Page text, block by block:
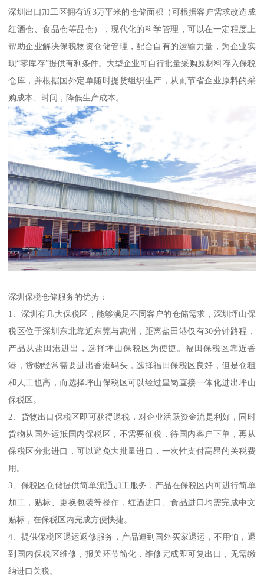
深圳出口加工区拥有近3万平米的仓储面积（可根据客户需求改造成
红酒仓、食品仓等品仓），现代化的科学管理，可以在一定程度上
帮助企业解决保税物资仓储管理，配合自有的运输力量，为企业实
现“零库存”提供有利条件。大型企业可自行批量采购原材料存入保税
仓库，并根据国外定单随时提货组织生产，从而节省企业原料的采
购成本、时间，降低生产成本。
深圳保税仓储服务的优势：
1、深圳有几大保税区，能够满足不同客户的仓储需求，深圳坪山保
税区位于深圳东北靠近东莞与惠州，距离盐田港仅有30分钟路程，
产品从盐田港进出，选择坪山保税区为便捷。福田保税区靠近香
港，货物经常需要进出香港码头，选择福田保税区良好，但是仓租
和人工也高，而选择坪山保税区可以经过皇岗直接一体化进出坪山
保税区。
2、货物出口保税区即可获得退税，对企业活跃资金流是利好，同时
货物从国外运抵国内保税区，不需要征税，待国内客户下单，再从
保税区分批进口，可以避免大批量进口，一次性支付高昂的关税费
用。
3、保税区仓储提供简单流通加工服务，产品在保税区内可进行简单
加工，贴标、更换包装等操作，红酒进口、食品进口均需完成中文
贴标，在保税区内完成方便快捷。
4、提供保税区退运返修服务，产品遭到国外买家退运，不用怕，退
到国内保税区维修，报关环节简化，维修完成即可复出口，无需缴
纳进口关税。